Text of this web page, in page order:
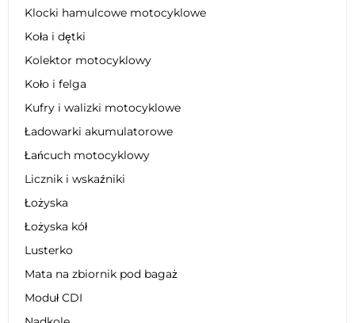
Klocki hamulcowe motocyklowe
Koła i dętki
Kolektor motocyklowy
Koło i felga
Kufry i walizki motocyklowe
Ładowarki akumulatorowe
Łańcuch motocyklowy
Licznik i wskaźniki
Łożyska
Łożyska kół
Lusterko
Mata na zbiornik pod bagaż
Moduł CDI